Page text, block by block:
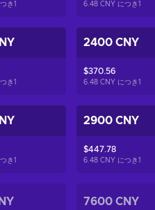
き1 6.48 CNY につき1
き1
2400 CNY
$370.56
6.48 CNY につき1
き1
2900 CNY
$447.78
6.48 CNY につき1
7600 CNY